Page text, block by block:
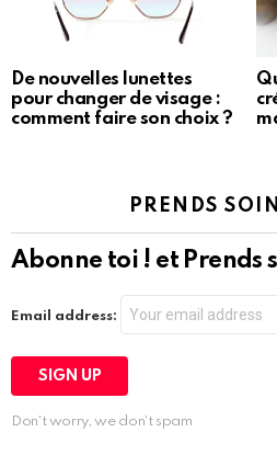
De nouvelles lunettes
pour changer de visage :
comment faire son choix ?
PRENDS
Abonne toi ! et Prends
Email address:
Don't worry, we don't spam